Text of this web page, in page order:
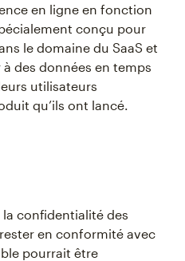
en ligne en fonction
conçu pour
le domaine du SaaS et
des données en temps
utilisateurs
qu’ils ont lancé.
confidentialité des
en conformité avec
pourrait être